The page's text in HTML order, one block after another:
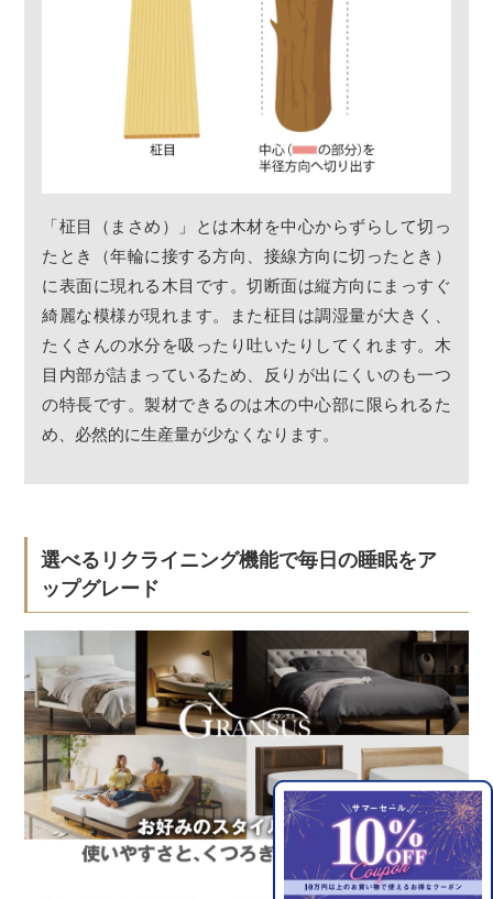
「柾目（まさめ）」とは木材を中心からずらして切っ
たとき（年輪に接する方向、接線方向に切ったとき）
に表面に現れる木目です。切断面は縦方向にまっすぐ
綺麗な模様が現れます。また柾目は調湿量が大きく、
たくさんの水分を吸ったり吐いたりしてくれます。木
目内部が詰まっているため、反りが出にくいのも一つ
の特長です。製材できるのは木の中心部に限られるた
め、必然的に生産量が少なくなります。
選べるリクライニング機能で毎日の睡眠をア
ップグレード